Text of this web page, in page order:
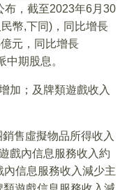
布，截至2023年6月30
幣,下同)，同比增長
元，同比增長
期股息。
加；及牌類遊戲收入
售虛擬物品所得收入
戲內信息服務收入約
信息服務收入減少主